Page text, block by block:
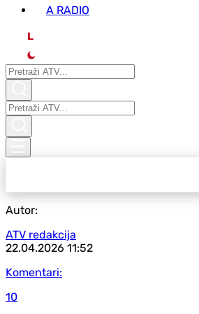
A RADIO
L
Autor:
ATV redakcija
22.04.2026 11:52
Komentari:
10